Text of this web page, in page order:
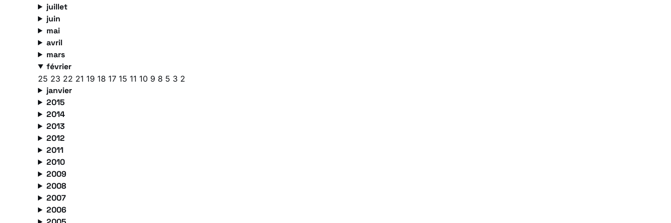
juillet
juin
mai
avril
mars
février
25 23 22 21 19 18 17 15 11 10 9 8 5 3 2
janvier
2015
2014
2013
2012
2011
2010
2009
2008
2007
2006